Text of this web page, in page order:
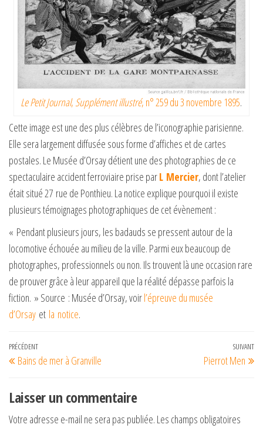
Le Petit Journal, Supplément illustré, n° 259 du 3 novembre 1895.
Cette image est une des plus célèbres de l’iconographie parisienne.
Elle sera largement diffusée sous forme d’affiches et de cartes
postales. Le Musée d’Orsay détient une des photographies de ce
spectaculaire accident ferroviaire prise parL Mercier, dont l’atelier
était situé 27 rue de Ponthieu. La notice explique pourquoi il existe
plusieurs témoignages photographiques de cet évènement :
« Pendant plusieurs jours, les badauds se pressent autour de la
locomotive échouée au milieu de la ville. Parmi eux beaucoup de
photographes, professionnels ou non. Ils trouvent là une occasion rare
de prouver grâce à leur appareil que la réalité dépasse parfois la
fiction. » Source : Musée d’Orsay, voirl’épreuve du musée
d’Orsay et la notice.
Navigation
de
l’article
Article
précédent
PRÉCÉDENT
Bains de mer à Granville
SUIVANT
Pierrot Men
Laisser un commentaire
Votre adresse e-mail ne sera pas publiée. Les champs obligatoires